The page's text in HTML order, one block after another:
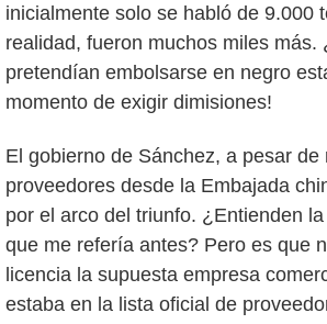
inicialmente solo se habló de 9.000
realidad, fueron muchos miles más.
pretendían embolsarse en negro
momento de exigir dimisiones!
El gobierno de Sánchez, a pesar de
proveedores desde la Embajada
por el arco del triunfo. ¿Entienden
que me refería antes? Pero es que
licencia la supuesta empresa
estaba en la lista oficial de